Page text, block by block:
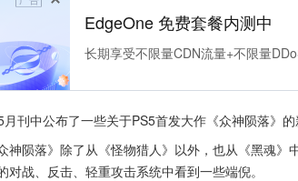
EdgeOne 免费套餐内测中
长期享受不限量CDN流量+不限量
刊中公布了一些关于PS5首发大作《众神陨落》的
神陨落》除了从《怪物猎人》以外，也从《黑魂
对战、反击、轻重攻击系统中看到一些端倪。